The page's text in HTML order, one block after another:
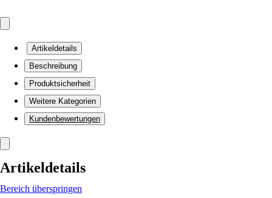
Artikeldetails
Beschreibung
Produktsicherheit
Weitere Kategorien
Kundenbewertungen
Artikeldetails
Bereich überspringen